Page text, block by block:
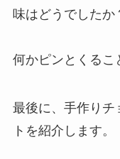
味はどうでしたか
何かピンとくるこ
最後に、手作りチ
トを紹介します。